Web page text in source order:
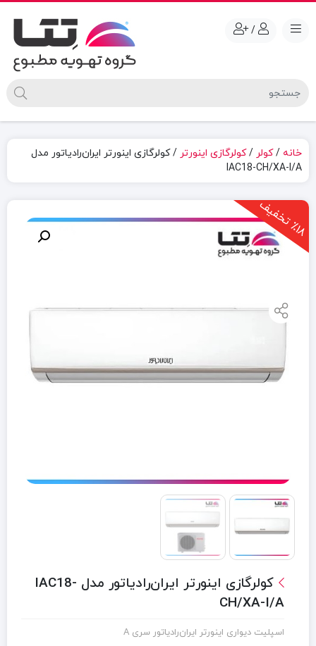
/
خانه /کولر /کولرگازی اینورتر / کولرگازی اینورتر ایران‌رادیاتور مدل
IAC18-CH/XA-I/A
کولرگازی اینورتر ایران‌رادیاتور مدل IAC18-
CH/XA-I/A
اسپلیت دیواری اینورتر ایران‌رادیاتور سری A
٪1
8
ت
خ
ف
یف